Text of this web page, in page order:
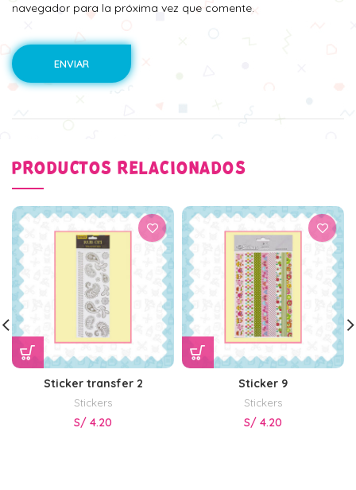
navegador para la próxima vez que comente.
PRODUCTOS RELACIONADOS
Sticker transfer 2
Stickers
S/ 4.20
Sticker 9
Stickers
S/ 4.20